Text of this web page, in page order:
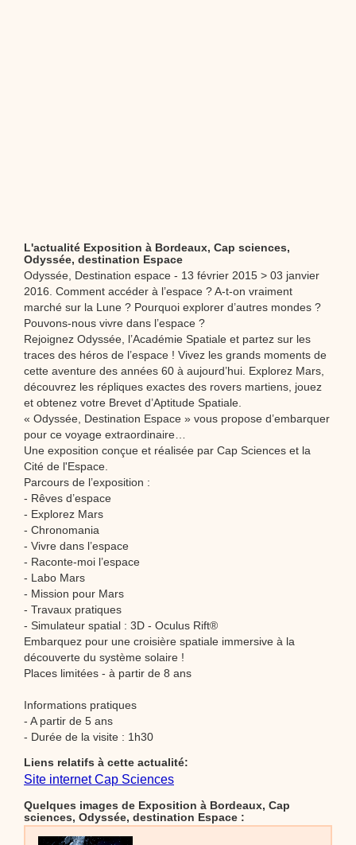
L'actualité Exposition à Bordeaux, Cap sciences,
Odyssée, destination Espace
Odyssée, Destination espace - 13 février 2015 > 03 janvier
2016. Comment accéder à l’espace ? A-t-on vraiment
marché sur la Lune ? Pourquoi explorer d’autres mondes ?
Pouvons-nous vivre dans l’espace ?
Rejoignez Odyssée, l’Académie Spatiale et partez sur les
traces des héros de l’espace ! Vivez les grands moments de
cette aventure des années 60 à aujourd’hui. Explorez Mars,
découvrez les répliques exactes des rovers martiens, jouez
et obtenez votre Brevet d’Aptitude Spatiale.
« Odyssée, Destination Espace » vous propose d’embarquer
pour ce voyage extraordinaire…
Une exposition conçue et réalisée par Cap Sciences et la
Cité de l'Espace.
Parcours de l’exposition :
- Rêves d’espace
- Explorez Mars
- Chronomania
- Vivre dans l’espace
- Raconte-moi l’espace
- Labo Mars
- Mission pour Mars
- Travaux pratiques
- Simulateur spatial : 3D - Oculus Rift®
Embarquez pour une croisière spatiale immersive à la
découverte du système solaire !
Places limitées - à partir de 8 ans
Informations pratiques
- A partir de 5 ans
- Durée de la visite : 1h30
Liens relatifs à cette actualité:
Site internet Cap Sciences
Quelques images de Exposition à Bordeaux, Cap
sciences, Odyssée, destination Espace :